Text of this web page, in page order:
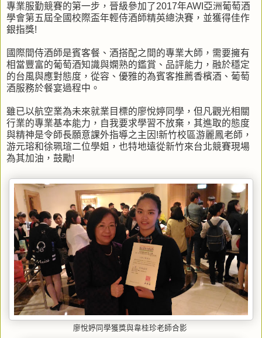
專業服勤競賽的第一步，晉級參加了2017年AWI亞洲葡萄酒
學會第五屆全國校際盃年輕侍酒師精英總決賽，並獲得佳作
銀指獎!
國際間侍酒師是賓客餐、酒搭配之間的專業大師，需要擁有
相當豐富的葡萄酒知識與嫻熟的鑑賞、品評能力，融於穩定
的台風與應對態度，從容、優雅的為賓客推薦香檳酒、葡萄
酒服務於餐宴過程中。
雖已以航空業為未來就業目標的廖悅婷同學，但凡觀光相關
行業的專業基本能力，自我要求學習不放棄，其進取的態度
與精神是令師長願意課外指導之主因!新竹校區游麗鳳老師，
游元瑢和徐珮瑄二位學姐，也特地遠從新竹來台北競賽現場
為其加油，鼓勵!
廖悅婷同學獲獎與韋桂珍老師合影